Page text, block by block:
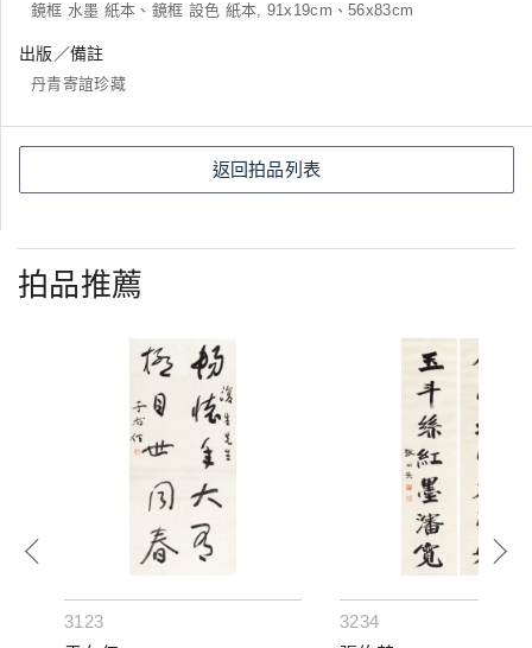
鏡框 水墨 紙本、鏡框 設色 紙本, 91x19cm、56x83cm
出版／備註
丹青寄誼珍藏
返回拍品列表
拍品推薦
3123
3234